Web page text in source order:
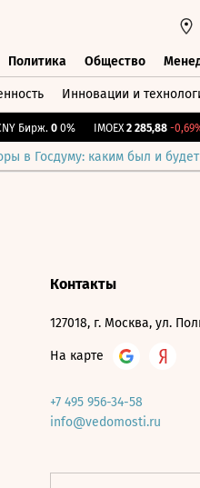
Политика Общество
Инновации и
Бирж. 0 0% IMOEX 2 285,88 -0,69%
в Госдуму: каким был и
Контакты
127018, г. Москва, ул.
На карте
+7 495 956-34-58
info@vedomosti.ru